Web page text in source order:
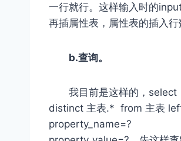
一行就行。这样输入时的
再插属性表，属性表的插入
b.查询。
我目前是这样的，select
distinct 主表.* from 主表
property_name=?